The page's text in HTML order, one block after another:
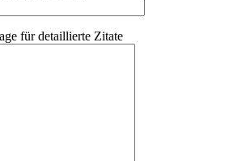
für detaillierte Zitate